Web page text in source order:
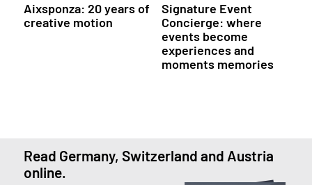
Aixsponza: 20 years of
creative motion
Signature Event
Concierge: where
events become
experiences and
moments memories
Read Germany, Switzerland and Austria
online.